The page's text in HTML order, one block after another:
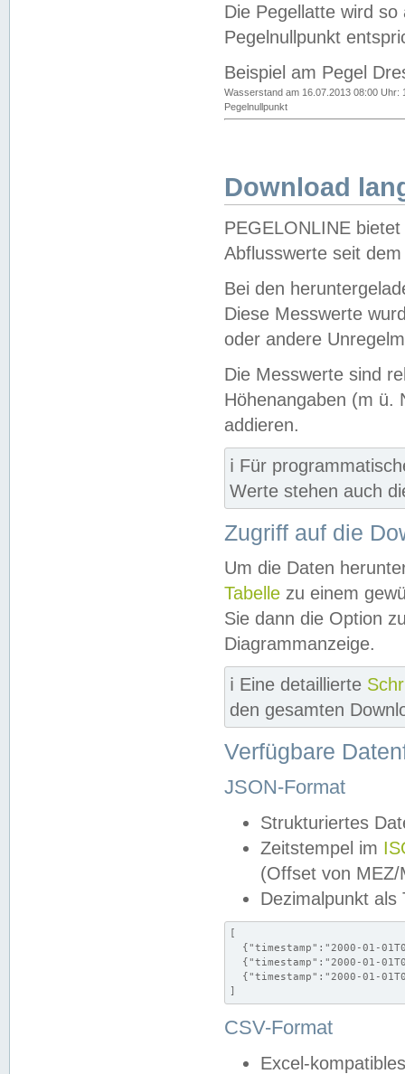
Die Pegellatte wird
Pegelnullpunkt
Beispiel am Pegel
Wasserstand am 16.07.2013 08:00 Uhr:
Pegelnullpunkt
Download
PEGELONLINE
Abflusswerte seit
Bei den
Diese Messwerte
oder andere
Die Messwerte sind
Höhenangaben (m ü.
addieren.
ℹ️ Für
Werte stehen auch
Zugriff auf die
Um die Daten
Tabelle zu einem
Sie dann die Option
Diagrammanzeige.
ℹ️ Eine detaillierte
den gesamten
Verfügbare
JSON-Format
Strukturiertes
Zeitstempel im
(Offset von MEZ/
Dezimalpunkt als
[
{"timestamp":"2000-01-
{"timestamp":"2000-01-
{"timestamp":"2000-01-
]
CSV-Format
Excel-